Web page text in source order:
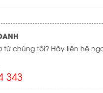
từ chúng tôi? Hãy liên hệ
343